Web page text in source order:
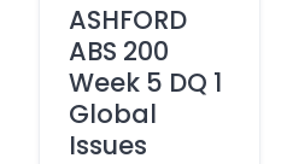
ASHFORD
ABS 200
Week 5 DQ 1
Global
Issues